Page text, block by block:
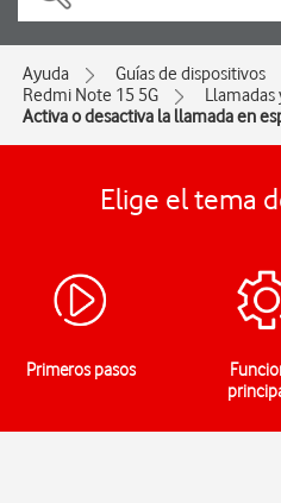
Ayuda Guías de dispositivos
Redmi Note 15 5G
Llamadas
Activa o desactiva la llamada en
Elige el tema
Primeros pasos